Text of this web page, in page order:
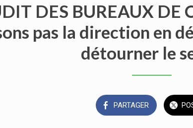
DES BUREAUX DE
pas la direction en
détourner le
PARTAGER